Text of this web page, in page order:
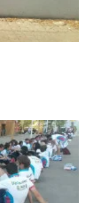
SOLIDALI